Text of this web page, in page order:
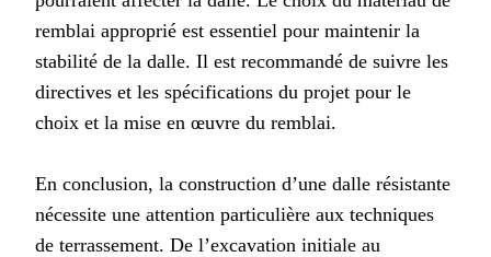
remblai approprié est essentiel pour maintenir la
stabilité de la dalle. Il est recommandé de suivre les
directives et les spécifications du projet pour le
choix et la mise en œuvre du remblai.
En conclusion, la construction d’une dalle résistante
nécessite une attention particulière aux techniques
de terrassement. De l’excavation initiale au